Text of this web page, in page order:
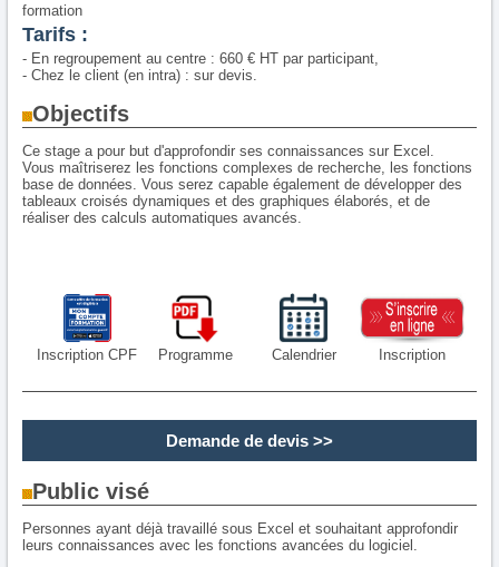
formation
Tarifs :
- En regroupement au centre : 660 € HT par participant,
- Chez le client (en intra) : sur devis.
Objectifs
Ce stage a pour but d'approfondir ses connaissances sur Excel.
Vous maîtriserez les fonctions complexes de recherche, les fonctions
base de données. Vous serez capable également de développer des
tableaux croisés dynamiques et des graphiques élaborés, et de
réaliser des calculs automatiques avancés.
Inscription CPF Programme Calendrier Inscription
Demande de devis >>
Public visé
Personnes ayant déjà travaillé sous Excel et souhaitant approfondir
leurs connaissances avec les fonctions avancées du logiciel.